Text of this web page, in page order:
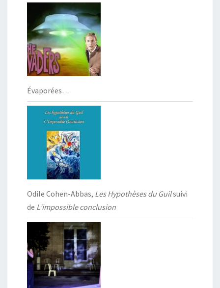
Évaporées…
Odile Cohen-Abbas, Les Hypothèses du Guilsuivi
de L’impossible conclusion